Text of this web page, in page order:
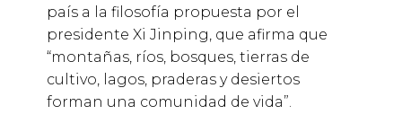
país a la filosofía propuesta por el
presidente Xi Jinping, que afirma que
“montañas, ríos, bosques, tierras de
cultivo, lagos, praderas y desiertos
forman una comunidad de vida”.